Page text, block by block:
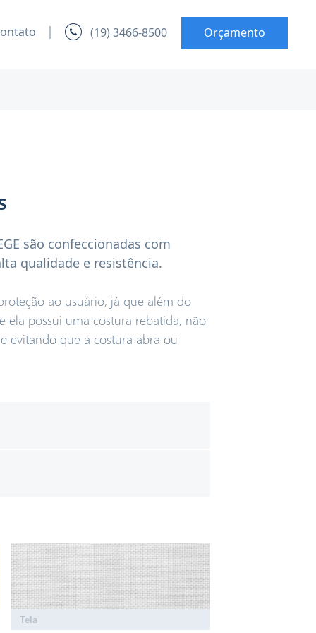
(19) 3466-8500 Orçamento
são confeccionadas com
qualidade e resistência.
ao usuário, já que além do
ela possui uma costura rebatida, não
evitando que a costura abra ou
nosso usuário,
um misto de algodão e
leve, também possui
Tela